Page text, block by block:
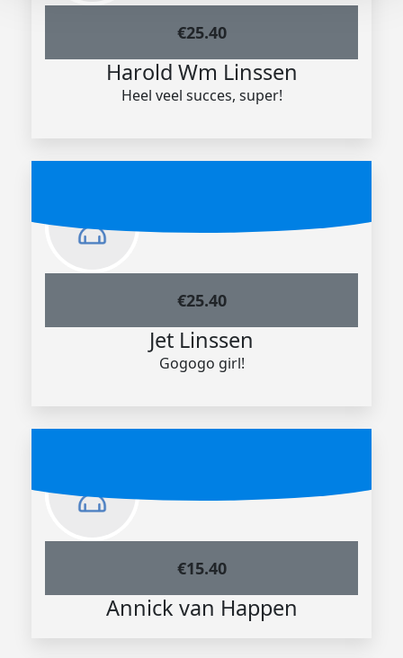
€25.40
Harold Wm Linssen
Heel veel succes, super!
€25.40
Jet Linssen
Gogogo girl!
€15.40
Annick van Happen